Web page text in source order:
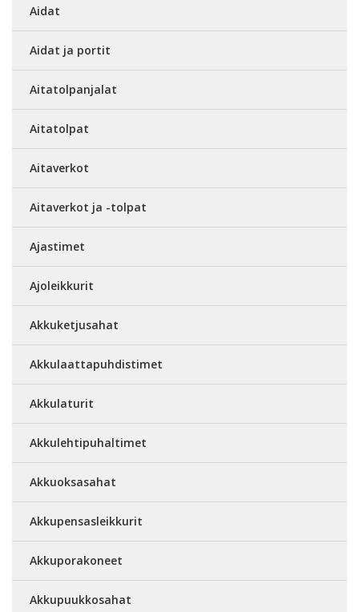
Aidat
Aidat ja portit
Aitatolpanjalat
Aitatolpat
Aitaverkot
Aitaverkot ja -tolpat
Ajastimet
Ajoleikkurit
Akkuketjusahat
Akkulaattapuhdistimet
Akkulaturit
Akkulehtipuhaltimet
Akkuoksasahat
Akkupensasleikkurit
Akkuporakoneet
Akkupuukkosahat